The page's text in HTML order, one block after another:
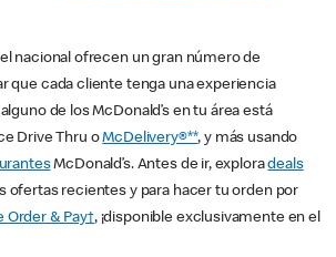
nacional ofrecen un gran número de
que cada cliente tenga una experiencia
de los McDonald’s en tu área está
Drive Thru oMcDelivery®**, y más usando
McDonald’s. Antes de ir, exploradeals
ofertas recientes y para hacer tu orden por
Order & Pay†, ¡disponible exclusivamente en el